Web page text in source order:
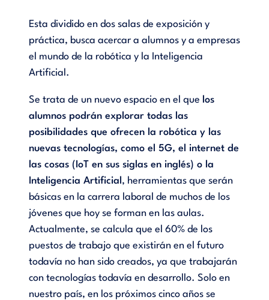
Esta dividido en dos salas de exposición y
práctica, busca acercar a alumnos y a empresas
el mundo de la robótica y la Inteligencia
Artificial.
Se trata de un nuevo espacio en el que los
alumnos podrán explorar todas las
posibilidades que ofrecen la robótica y las
nuevas tecnologías, como el 5G, el internet de
las cosas (IoT en sus siglas en inglés) o la
Inteligencia Artificial , herramientas que serán
básicas en la carrera laboral de muchos de los
jóvenes que hoy se forman en las aulas.
Actualmente, se calcula que el 60% de los
puestos de trabajo que existirán en el futuro
todavía no han sido creados, ya que trabajarán
con tecnologías todavía en desarrollo. Solo en
nuestro país, en los próximos cinco años se